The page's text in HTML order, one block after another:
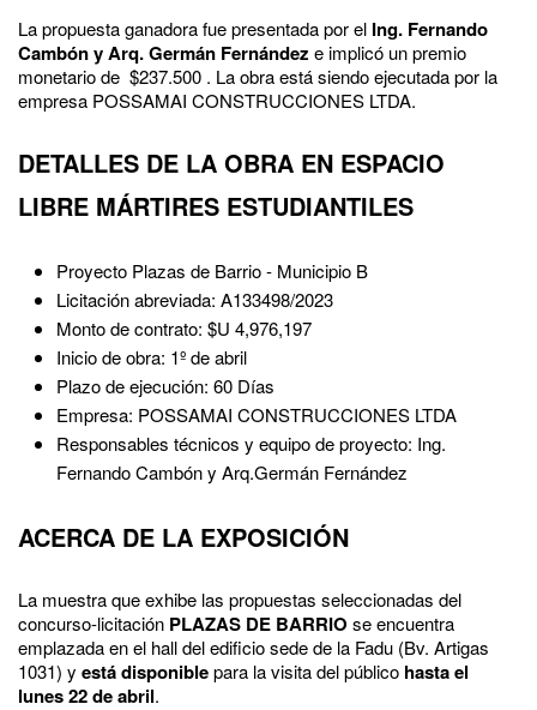
La propuesta ganadora fue presentada por el Ing. Fernando
Cambón y Arq. Germán Fernández e implicó un premio
monetario de $237.500 . La obra está siendo ejecutada por la
empresa POSSAMAI CONSTRUCCIONES LTDA.
DETALLES DE LA OBRA EN ESPACIO
LIBRE MÁRTIRES ESTUDIANTILES
Proyecto Plazas de Barrio - Municipio B
Licitación abreviada: A133498/2023
Monto de contrato: $U 4,976,197
Inicio de obra: 1º de abril
Plazo de ejecución: 60 Días
Empresa: POSSAMAI CONSTRUCCIONES LTDA
Responsables técnicos y equipo de proyecto: Ing.
Fernando Cambón y Arq.Germán Fernández
ACERCA DE LA EXPOSICIÓN
La muestra que exhibe las propuestas seleccionadas del
concurso-licitación PLAZAS DE BARRIO se encuentra
emplazada en el hall del edificio sede de la Fadu (Bv. Artigas
1031) y está disponiblepara la visita del público hasta el
lunes 22 de abril.